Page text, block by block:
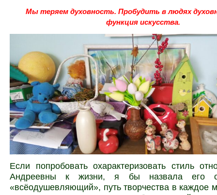
Мы теряем духовность. Пробудить в людях
функция искусства.
Если попробовать охарактеризовать стиль
Андреевны к жизни, я бы назвала его
«всёодушевляющий», путь творчества в каждое